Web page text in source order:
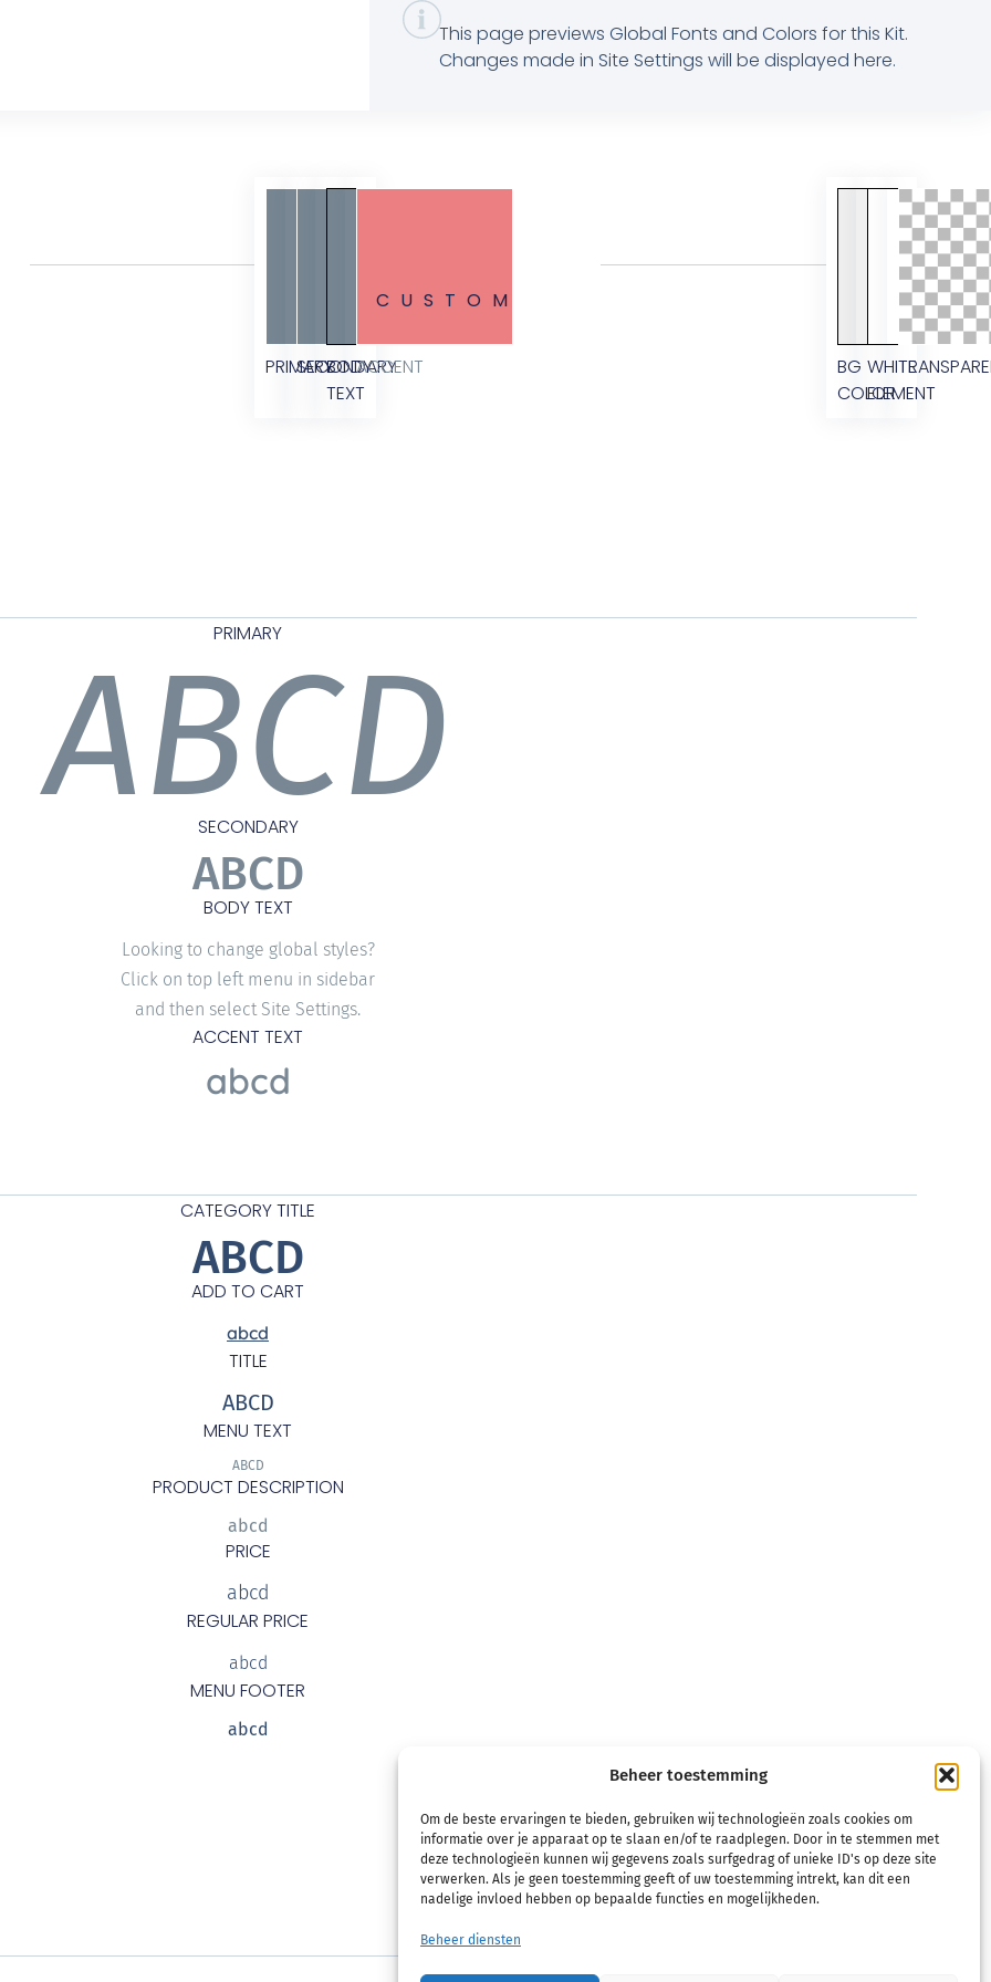
Beheer toestemming
Om de beste ervaringen te bieden, gebruiken wij technologieën zoals cookies om
informatie over je apparaat op te slaan en/of te raadplegen. Door in te stemmen met
deze technologieën kunnen wij gegevens zoals surfgedrag of unieke ID's op deze site
verwerken. Als je geen toestemming geeft of uw toestemming intrekt, kan dit een
nadelige invloed hebben op bepaalde functies en mogelijkheden.
Beheer diensten
This page previews Global Fonts and Colors for this Kit.
Changes made in Site Settings will be displayed here.
PRIMARY
SECONDARY
BODY
TEXT
ACCENT
CUSTOM
BG
COLOR
WHITE
ELEMENT
PRIMARY
ABCD
SECONDARY
ABCD
BODY TEXT
Looking to change global styles?
Click on top left menu in sidebar
and then select Site Settings.
ACCENT TEXT
abcd
CATEGORY TITLE
ABCD
ADD TO CART
abcd
TITLE
ABCD
MENU TEXT
ABCD
PRODUCT DESCRIPTION
abcd
PRICE
abcd
REGULAR PRICE
abcd
MENU FOOTER
abcd
Buttons and links inherit their style from Global
Fonts and Colors settings in Site Settings.